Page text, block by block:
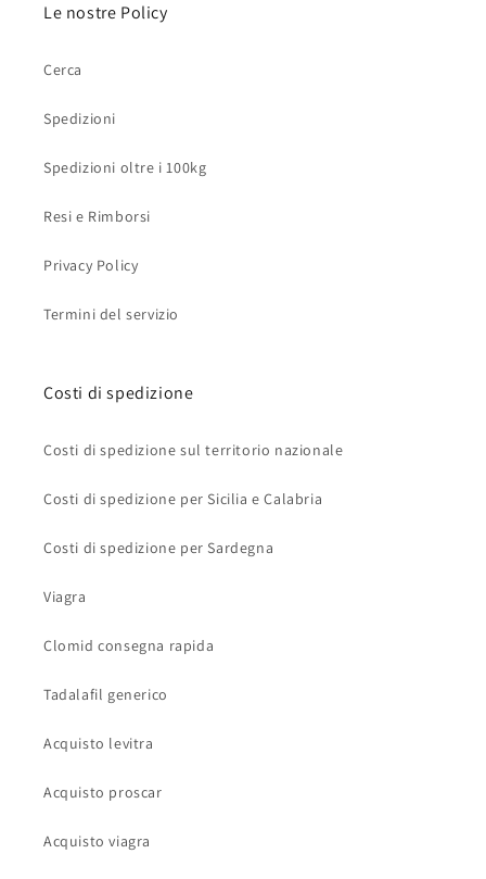
Le nostre Policy
Cerca
Spedizioni
Spedizioni oltre i 100kg
Resi e Rimborsi
Privacy Policy
Termini del servizio
Costi di spedizione
Costi di spedizione sul territorio nazionale
Costi di spedizione per Sicilia e Calabria
Costi di spedizione per Sardegna
Viagra
Clomid consegna rapida
Tadalafil generico
Acquisto levitra
Acquisto proscar
Acquisto viagra